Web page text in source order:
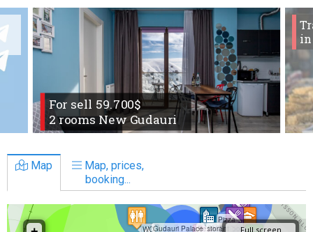
For sell 59.700$
2 rooms New Gudauri
in
Map
Map, prices,
booking...